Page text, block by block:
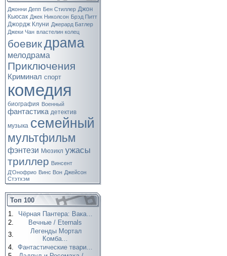
Джонни Депп Бен Стиллер Джон
Кьюсак Джек Николсон Брэд Питт
Джордж Клуни Джерард Батлер
Джеки Чан властелин колец
боевикдрама
мелодрама
Приключения
Криминал спорт
комедия
биография Военный
фантастика детектив
музыка семейный
мультфильм
фэнтези Мюзикл ужасы
триллер Винсент
Д’Онофрио Винс Вон Джейсон
Стэтхэм
Топ 100
1.
Чёрная Пантера: Вака...
2.
Вечные / Eternals
3.
Легенды Мортал
Комба...
4. Фантастические твари...